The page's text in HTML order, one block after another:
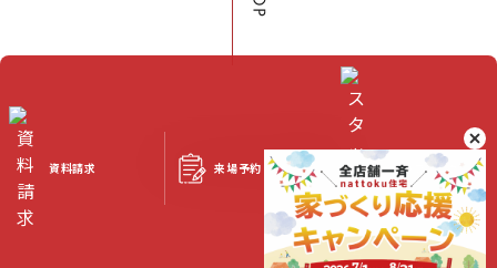
資料請求 来場予約 スタッフブログ